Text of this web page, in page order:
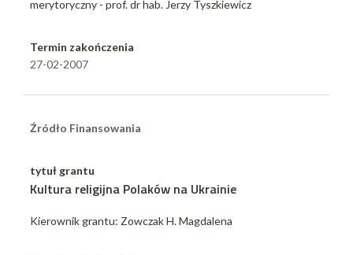
merytoryczny - prof. dr hab. Jerzy Tyszkiewicz
Termin zakończenia
27-02-2007
Źródło Finansowania
tytuł grantu
Kultura religijna Polaków na Ukrainie
Kierownik grantu: Zowczak H. Magdalena